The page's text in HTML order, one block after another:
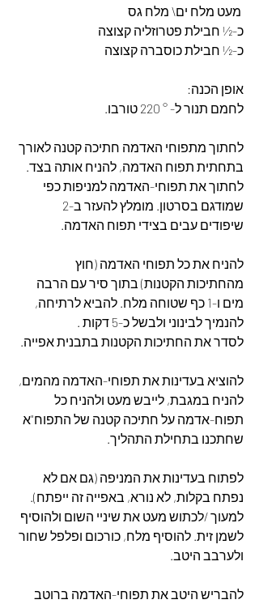
כ-½ חבילת פטרוזליה קצוצה
כ-½ חבילת כוסברה קצוצה
אופן הכנה:
לחמם תנור ל- ° 220 טורבו.
לחתוך מתפוחי האדמה חתיכה קטנה לאורך
בתחתית תפוח האדמה, להניח אותה בצד.
לחתוך את תפוחי-האדמה למניפות כפי
שיפודים עבים בצידי תפוח האדמה.
להניח את כל תפוחי האדמה (חוץ
מהחתיכות הקטנות) בתוך סיר עם הרבה
מים ו-1 כף שטוחה מלח. להביא לרתיחה,
להנמיך לבינוני ולבשל כ-5 דקות .
לסדר את החתיכות הקטנות בתבנית אפייה.
להוציא בעדינות את תפוחי-האדמה מהמים,
להניח במגבת, לייבש מעט ולהניח כל
תפוח-אדמה על חתיכה קטנה של התפוח"א
שחתכנו בתחילת התהליך.
לפתוח בעדינות את המניפה (גם אם לא
נפתח בקלות, לא נורא, באפייה זה ייפתח).
למעוך /לכתוש מעט את שיניי השום ולהוסיף
לשמן זית. להוסיף מלח, כורכום ופלפל שחור
ולערבב היטב.
להבריש היטב את תפוחי-האדמה ברוטב